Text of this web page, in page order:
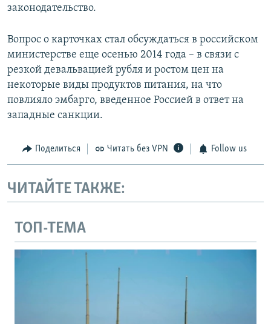
законодательство.
Вопрос о карточках стал обсуждаться в российском
министерстве еще осенью 2014 года – в связи с
резкой девальвацией рубля и ростом цен на
некоторые виды продуктов питания, на что
повлияло эмбарго, введенное Россией в ответ на
западные санкции.
Поделиться Читать без VPN Follow us
ЧИТАЙТЕ ТАКЖЕ:
ТОП-ТЕМА